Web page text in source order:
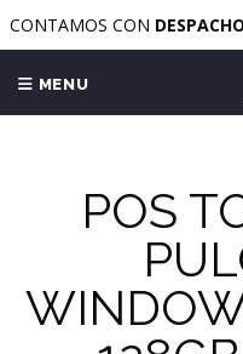
CONTAMOS CON
MENU
POS